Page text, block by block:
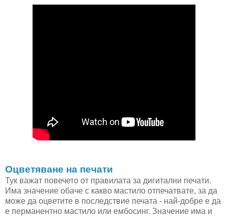
Оцветяване на печати
Тук важат повечето от правилата за дигитални печати.
Има значение обаче с какво мастило отпечатвате, за да
може да оцветите в последствие печата - най-добре е да
е перманентно мастило или ембосинг. Значение има и